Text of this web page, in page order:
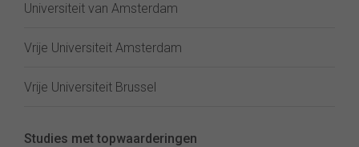
Universiteit van Amsterdam
Vrije Universiteit Amsterdam
Vrije Universiteit Brussel
Studies met topwaarderingen